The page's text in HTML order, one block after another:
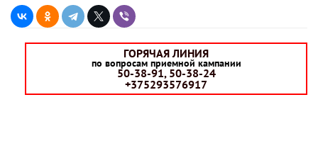
ГОРЯЧАЯ ЛИНИЯ
по вопросам приемной кампании
50-38-91, 50-38-24
+375293576917